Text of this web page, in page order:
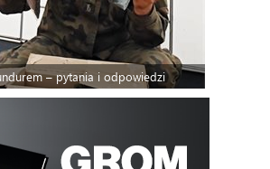
– pytania i odpowiedzi